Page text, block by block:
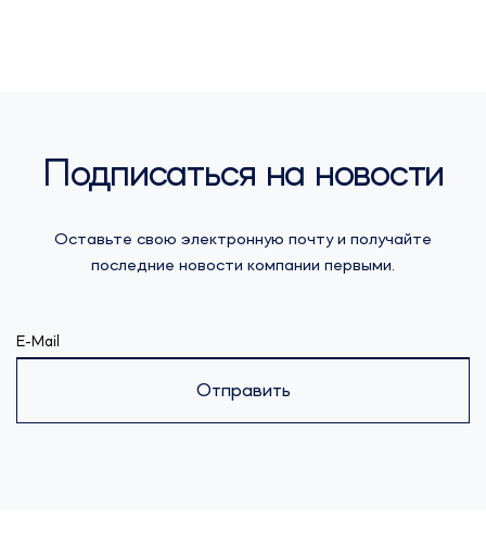
Подписаться на новости
Оставьте свою электронную почту и получайте
последние новости компании первыми.
E-Mail
Отправить